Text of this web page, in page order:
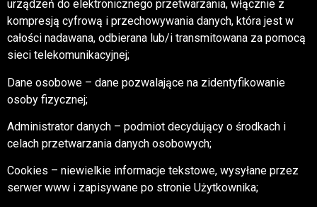
urządzeń do elektronicznego przetwarzania, włącznie z
kompresją cyfrową i przechowywania danych, która jest w
całości nadawana, odbierana lub/i transmitowana za pomocą
sieci telekomunikacyjnej;
Dane osobowe – dane pozwalające na zidentyfikowanie
osoby fizycznej;
Administrator danych – podmiot decydujący o środkach i
celach przetwarzania danych osobowych;
Cookies – niewielkie informacje tekstowe, wysyłane przez
serwer www i zapisywane po stronie Użytkownika;